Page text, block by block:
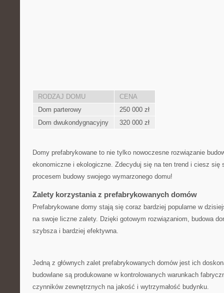
RODZAJ DOMU
CENA
Dom parterowy
250‍ 000 ‌zł
Dom dwukondygnacyjny
320 000 zł
Domy prefabrykowane to ⁢nie‌ tylko nowoczesne ‌rozwiązanie
ekonomiczne i ekologiczne. ‌Zdecyduj się na ten⁢ trend i ciesz się
procesem ‌budowy swojego wymarzonego‌ domu!
Zalety korzystania z prefabrykowanych domów
Prefabrykowane domy stają się coraz bardziej⁣ popularne w
na swoje liczne zalety. Dzięki gotowym rozwiązaniom, budowa
szybsza i bardziej‍ efektywna.
Jedną z głównych zalet prefabrykowanych domów‌ jest ich
budowlane są produkowane w kontrolowanych warunkach
czynników zewnętrznych na jakość i wytrzymałość budynku.